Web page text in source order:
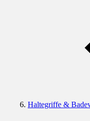
Haltegriffe &